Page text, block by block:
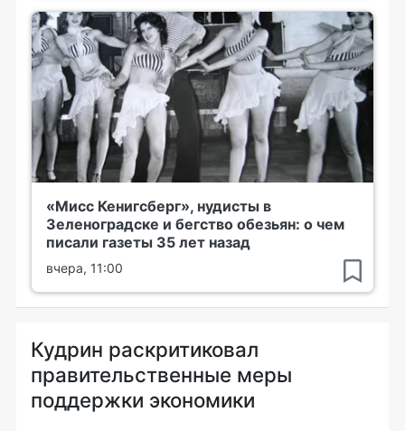
«Мисс Кенигсберг», нудисты в
Зеленоградске и бегство обезьян: о чем
писали газеты 35 лет назад
вчера, 11:00
Кудрин раскритиковал
правительственные меры
поддержки экономики